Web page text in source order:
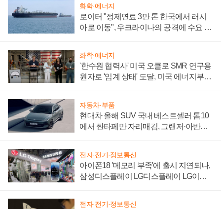
화학·에너지
로이터 "정제연료 3만 톤 한국에서 러시
아로 이동", 우크라이나의 공격에 수요 늘
화학·에너지
'한수원 협력사' 미국 오클로 SMR 연구용
원자로 '임계 상태' 도달, 미국 에너지부
자동차·부품
현대차 올해 SUV 국내 베스트셀러 톱10
에서 싼타페만 자리매김, 그랜저·아반떼
전자·전기·정보통신
아이폰18 '메모리 부족'에 출시 지연되나,
삼성디스플레이 LG디스플레이 LG이노
전자·전기·정보통신